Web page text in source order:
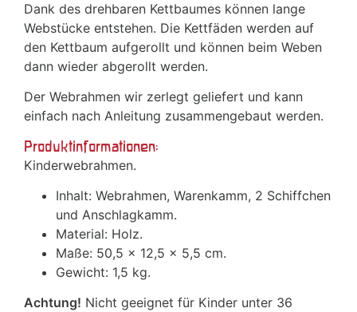
Dank des drehbaren Kettbaumes können lange
Webstücke entstehen. Die Kettfäden werden auf
den Kettbaum aufgerollt und können beim Weben
dann wieder abgerollt werden.
Der Webrahmen wir zerlegt geliefert und kann
einfach nach Anleitung zusammengebaut werden.
Produktinformationen:
Kinderwebrahmen.
Inhalt: Webrahmen, Warenkamm, 2 Schiffchen
und Anschlagkamm.
Material: Holz.
Maße: 50,5 x 12,5 x 5,5 cm.
Gewicht: 1,5 kg.
Achtung! Nicht geeignet für Kinder unter 36